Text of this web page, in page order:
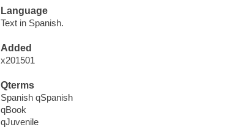
Language
Text in Spanish.
Added
x201501
Qterms
Spanish qSpanish
qBook
qJuvenile